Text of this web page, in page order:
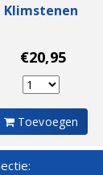
Klimstenen
€20,95
Toevoegen